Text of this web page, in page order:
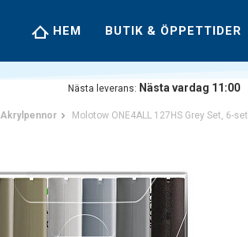
HEM BUTIK & ÖPPETTIDER
Nästa leverans: Nästa vardag 11:00
Akrylpennor Molotow ONE4ALL 127HS Grey Set, 6-set